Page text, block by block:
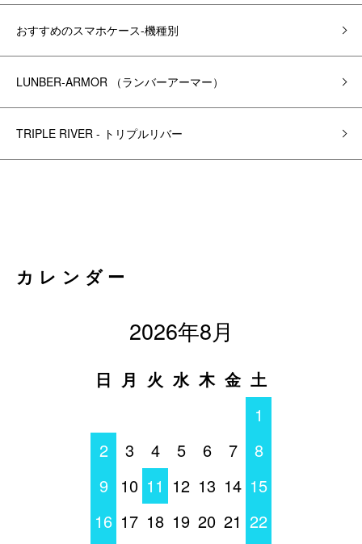
おすすめのスマホケース-機種別
LUNBER-ARMOR （ランバーアーマー）
TRIPLE RIVER - トリプルリバー
カレンダー
2026年8月
日 月 火 水 木 金 土
1
2
3 4 5 6 7
8
9
10 11 12 13 14 15
16 17 18 19 20 21 22